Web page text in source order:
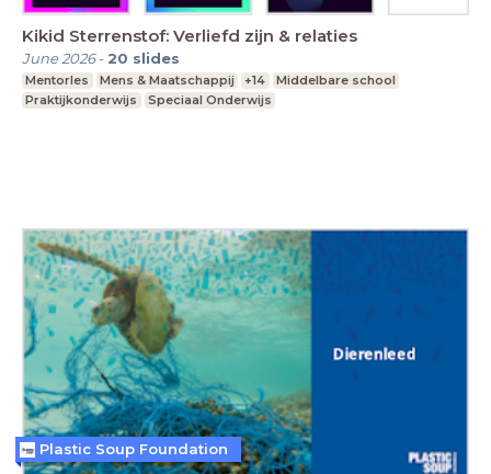
Kikid Sterrenstof: Verliefd zijn & relaties
June 2026- 20 slides
Mentorles Mens & Maatschappij +14
Middelbare school
Praktijkonderwijs
Speciaal Onderwijs
Plastic Soup Foundation